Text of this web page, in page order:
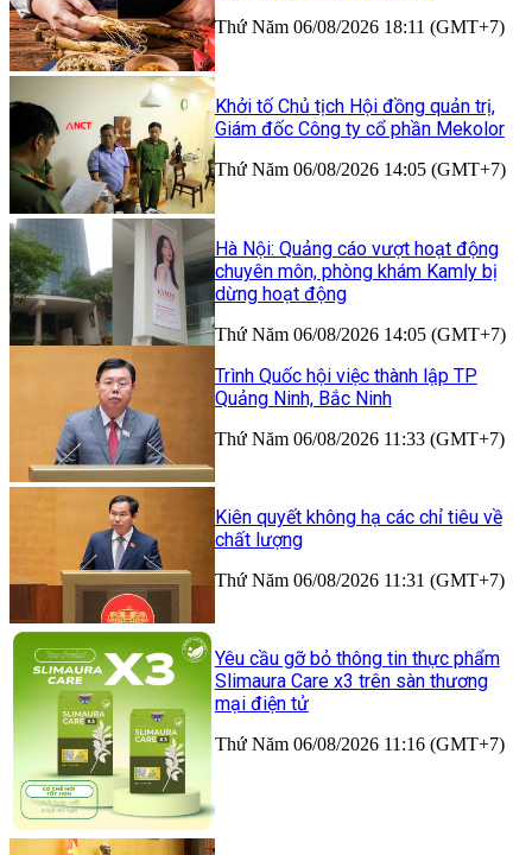
Thứ Năm 06/08/2026 18:11 (GMT+7)
Khởi tố Chủ tịch Hội đồng quản trị,
Giám đốc Công ty cổ phần Mekolor
Thứ Năm 06/08/2026 14:05 (GMT+7)
Hà Nội: Quảng cáo vượt hoạt động
chuyên môn, phòng khám Kamly bị
dừng hoạt động
Thứ Năm 06/08/2026 14:05 (GMT+7)
Trình Quốc hội việc thành lập TP
Quảng Ninh, Bắc Ninh
Thứ Năm 06/08/2026 11:33 (GMT+7)
Kiên quyết không hạ các chỉ tiêu về
chất lượng
Thứ Năm 06/08/2026 11:31 (GMT+7)
Yêu cầu gỡ bỏ thông tin thực phẩm
Slimaura Care x3 trên sàn thương
mại điện tử
Thứ Năm 06/08/2026 11:16 (GMT+7)